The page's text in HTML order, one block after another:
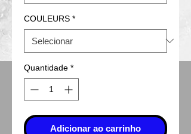
COULEURS *
Quantidade *
Adicionar ao carrinho